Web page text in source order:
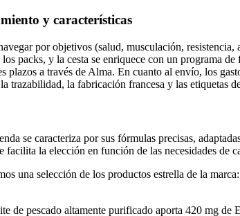
y características
por objetivos (salud, musculación,
los packs, y la cesta se enriquece con un programa
plazos a través de Alma. En cuanto al envío, los
trazabilidad, la fabricación francesa y las etiquetas
se caracteriza por sus fórmulas precisas,
facilita la elección en función de las necesidades de
una selección de los productos estrella de la marca:
de pescado altamente purificado aporta 420 mg